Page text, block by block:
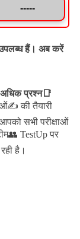
-----
हैं। अब करें
अधिक प्रश्न📑
की तैयारी
सभी परीक्षाओं
TestUp पर
है।